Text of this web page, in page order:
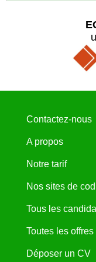
Contactez-nous
A propos
Notre tarif
Nos sites de
Tous les
Toutes les
Déposer un CV